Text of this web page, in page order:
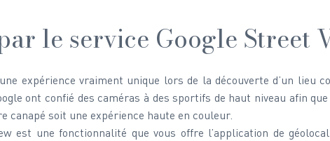
le service Google Street
expérience vraiment unique lors de la découverte d’un lieu
ont confié des caméras à des sportifs de haut niveau afin
canapé soit une expérience haute en couleur.
est une fonctionnalité que vous offre l’application de